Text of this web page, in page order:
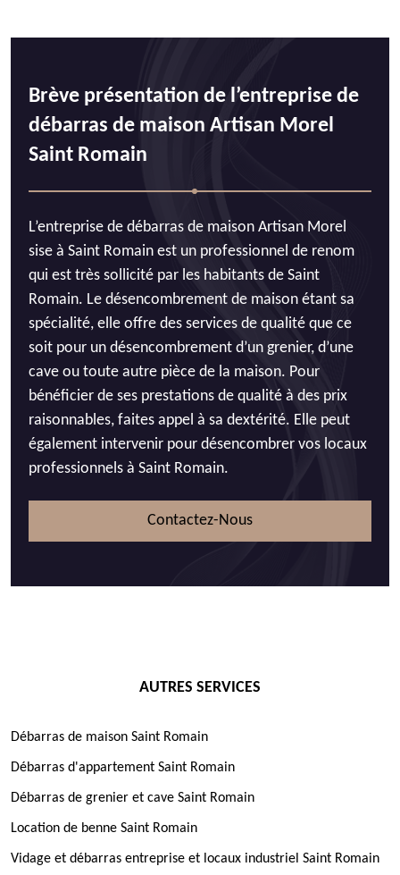
Brève présentation de l’entreprise de
débarras de maison Artisan Morel
Saint Romain
L’entreprise de débarras de maison Artisan Morel
sise à Saint Romain est un professionnel de renom
qui est très sollicité par les habitants de Saint
Romain. Le désencombrement de maison étant sa
spécialité, elle offre des services de qualité que ce
soit pour un désencombrement d’un grenier, d’une
cave ou toute autre pièce de la maison. Pour
bénéficier de ses prestations de qualité à des prix
raisonnables, faites appel à sa dextérité. Elle peut
également intervenir pour désencombrer vos locaux
professionnels à Saint Romain.
Contactez-Nous
AUTRES SERVICES
Débarras de maison Saint Romain
Débarras d'appartement Saint Romain
Débarras de grenier et cave Saint Romain
Location de benne Saint Romain
Vidage et débarras entreprise et locaux industriel Saint Romain